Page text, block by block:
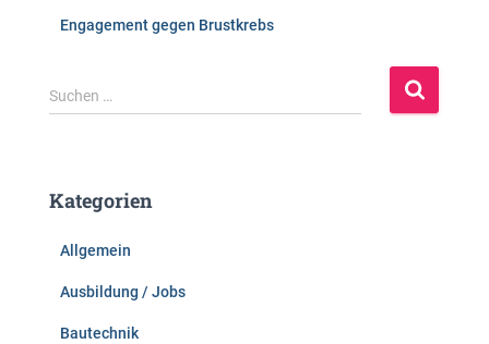
Engagement gegen Brustkrebs
S
u
n
Suchen …
Kategorien
Allgemein
Ausbildung / Jobs
Bautechnik